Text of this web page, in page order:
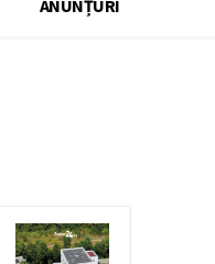
ANUNȚURI